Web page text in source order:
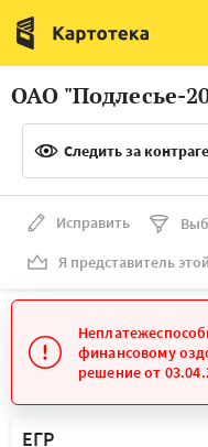
Италия
Люксембург
Нидерланды
Мальта
ОАО "Подлесье-
Следить за
Исправить
Я представитель
финансовому
решение от
ЕГР